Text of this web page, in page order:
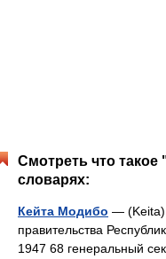
Смотреть что
словарях:
Кейта Модибо — (Keita)
правительства
1947 68 генеральный